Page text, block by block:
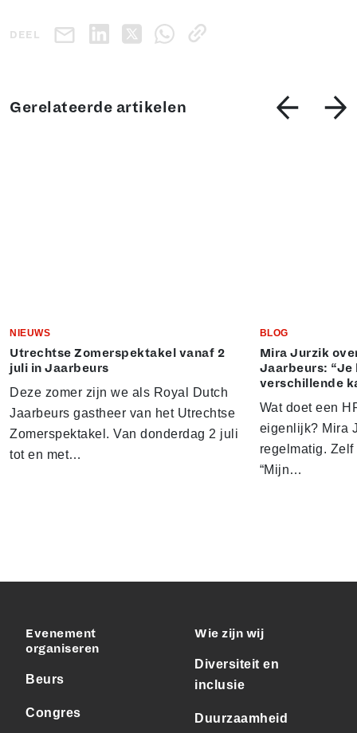
DEEL
Gerelateerde artikelen
NIEUWS
Utrechtse Zomerspektakel vanaf 2
juli in Jaarbeurs
Deze zomer zijn we als Royal Dutch
Jaarbeurs gastheer van het Utrechtse
Zomerspektakel. Van donderdag 2 juli
tot en met…
BLOG
Mira Jurzik
Jaarbeurs: “Je
verschillende
Wat doet een
eigenlijk? Mira
regelmatig.
“Mijn…
Evenement
organiseren
Beurs
Congres
Wie zijn wij
Diversiteit en
inclusie
Duurzaamheid